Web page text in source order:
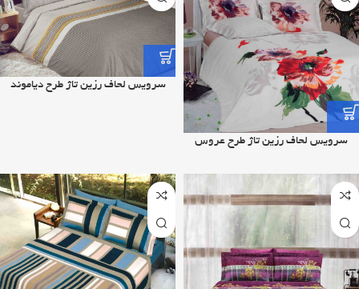
سرویس لحاف رزین تاژ طرح عروس
سرویس لحاف رزین تاژ طرح دیاموند